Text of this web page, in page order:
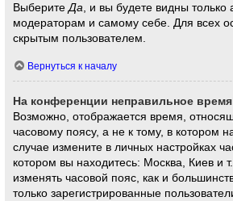
ВыберитеДа, и вы будете видны только
модераторам и самому себе. Для всех
скрытым пользователем.
Вернуться к началу
На конференции неправильное
Возможно, отображается время,
часовому поясу, а не к тому, в котором
случае измените в личных настройках
котором вы находитесь: Москва, Киев и
изменять часовой пояс, как и
только зарегистрированные